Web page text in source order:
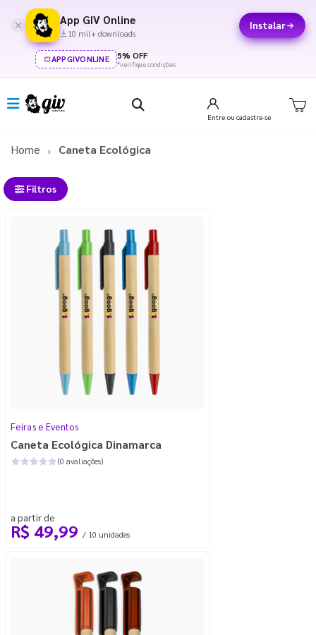
App GIV Online
10 mil+ downloads
Instalar
APPGIVONLINE 5% OFF
*verifique condições
Entre ou cadastre-se
Home Caneta Ecológica
Filtros
Feiras e Eventos
Caneta Ecológica Dinamarca
(0 avaliações)
a partir de
R$ 49,99 / 10 unidades